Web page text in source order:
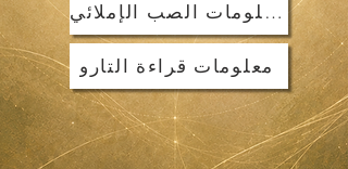
معلومات الصب الإملائي
معلومات قراءة التارو